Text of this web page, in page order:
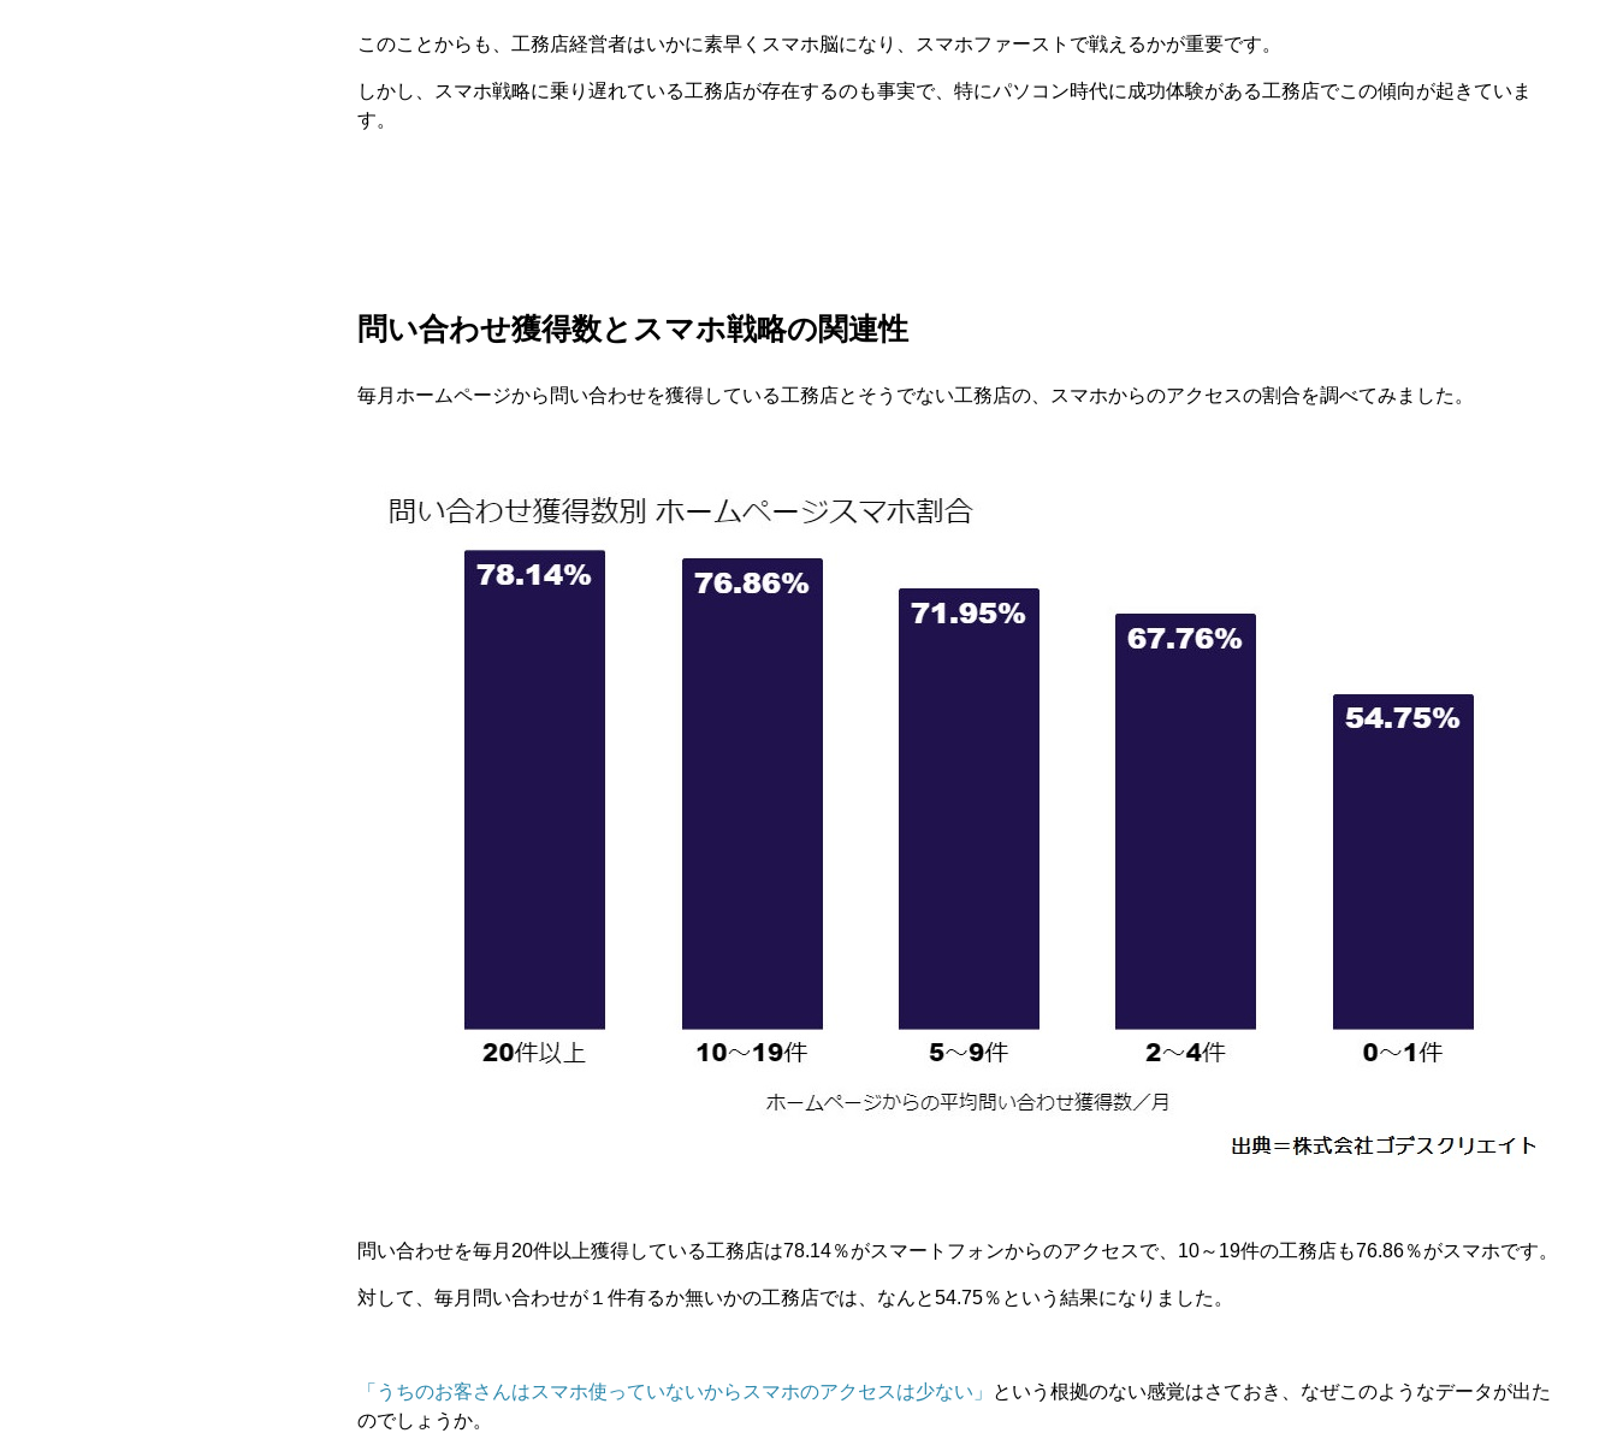
このことからも、工務店経営者はいかに素早くスマホ脳になり、スマホファーストで戦えるかが重要です。
しかし、スマホ戦略に乗り遅れている工務店が存在するのも事実で、特にパソコン時代に成功体験がある工務店でこの傾向が起きていま
す。
問い合わせ獲得数とスマホ戦略の関連性
毎月ホームページから問い合わせを獲得している工務店とそうでない工務店の、スマホからのアクセスの割合を調べてみました。
問い合わせを毎月20件以上獲得している工務店は78.14％がスマートフォンからのアクセスで、10～19件の工務店も76.86％がスマホです。
対して、毎月問い合わせが１件有るか無いかの工務店では、なんと54.75％という結果になりました。
「うちのお客さんはスマホ使っていないからスマホのアクセスは少ない」
という根拠のない感覚はさておき、なぜこのようなデータが出た
のでしょうか。